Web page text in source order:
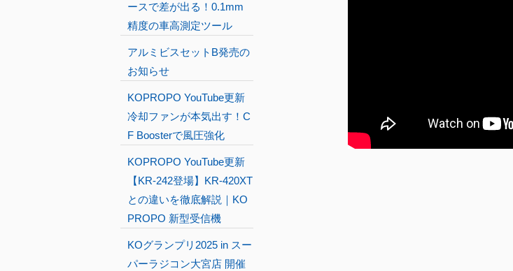
ースで差が出る！0.1mm
精度の車高測定ツール
アルミビスセットB発売の
お知らせ
KOPROPO YouTube更新
冷却ファンが本気出す！C
F Boosterで風圧強化
KOPROPO YouTube更新
【KR-242登場】KR-420XT
との違いを徹底解説｜KO
PROPO 新型受信機
KOグランプリ2025 in スー
パーラジコン大宮店 開催